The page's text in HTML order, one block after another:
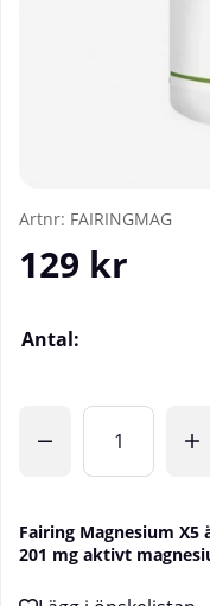
Artnr: FAIRINGMAG
129 kr
Antal:
Fairing Magnesium
201 mg aktivt